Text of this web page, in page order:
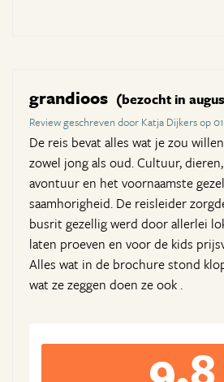
grandioos (bezocht in
Review geschreven door Katja Dijkers op
De reis bevat alles wat je zou
zowel jong als oud. Cultuur,
avontuur en het voornaamste
saamhorigheid. De reisleider
busrit gezellig werd door allerlei
laten proeven en voor de kids
Alles wat in de brochure stond
wat ze zeggen doen ze ook .
9,8